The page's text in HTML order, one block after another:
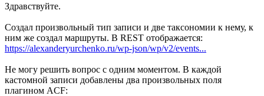
Здравствуйте.
Создал произвольный тип записи и две таксономии к нему, к
ним же создал маршруты. В REST отображается:
https://alexanderyurchenko.ru/wp-json/wp/v2/events...
Не могу решить вопрос с одним моментом. В каждой
кастомной записи добавлены два произвольных поля
плагином ACF: